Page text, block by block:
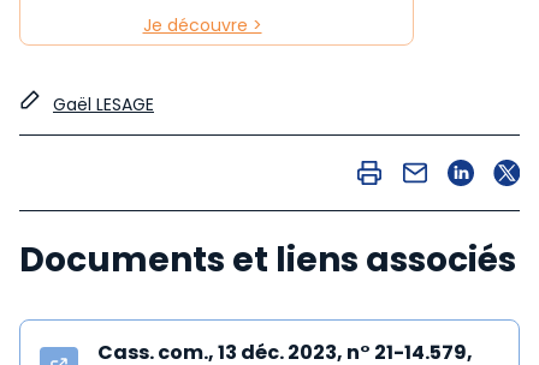
Je découvre >
Gaël LESAGE
Documents et liens associés
Cass. com., 13 déc. 2023, n° 21-14.579,